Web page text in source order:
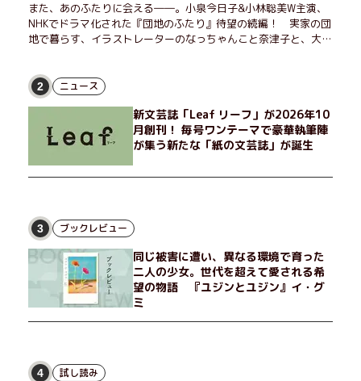
また、あのふたりに会える――。小泉今日子&小林聡美W主演、
NHKでドラマ化された『団地のふたり』待望の続編！ 実家の団
地で暮らす、イラストレーターのなっちゃんこと奈津子と、大学
げたり、部屋でふたりだけの「台湾映画祭」を催したり。50代
独身、幼なじみの変わらぬ友情とささやかな幸せの日々を描く。
2 ニュース
新文芸誌「Leaf リーフ」が2026年10
月創刊！ 毎号ワンテーマで豪華執筆陣
が集う新たな「紙の文芸誌」が誕生
3 ブックレビュー
同じ被害に遭い、異なる環境で育った
二人の少女。世代を超えて愛される希
望の物語 『ユジンとユジン』イ・グ
ミ
4 試し読み